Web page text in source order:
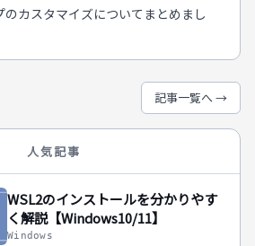
のカスタマイズについてまとめまし
記事一覧へ →
人気記事
WSL2のインストールを分かりやす
く解説【Windows10/11】
Windows